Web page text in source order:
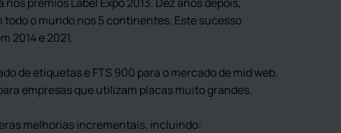
o mundo nos 5 continentes. Este sucesso
2014 e 2021.
de etiquetas e FTS 900 para o mercado de mid web.
empresas que utilizam placas muito grandes.
melhorias incrementais, incluindo: